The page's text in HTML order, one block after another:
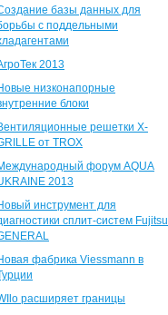
базы данных для
с поддельными
2013
низконапорные
блоки
решетки X-
от TROX
форум AQUA
2013
инструмент для
сплит-систем Fujitsu
фабрика Viessmann в
расширяет границы